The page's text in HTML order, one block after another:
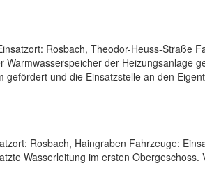
Rosbach, Theodor-Heuss-Straße
der Heizungsanlage
und die Einsatzstelle an den
Rosbach, Haingraben Fahrzeuge:
Wasserleitung im ersten